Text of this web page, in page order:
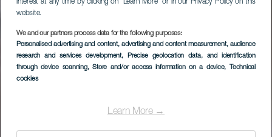
interest at any time by clicking on “Learn More” or in our Privacy Policy on this
website.
We and our partners process data for the following purposes:
Personalised advertising and content, advertising and content measurement, audience
research and services development, Precise geolocation data, and identification
through device scanning, Store and/or access information on a device, Technical
cookies
Learn More →